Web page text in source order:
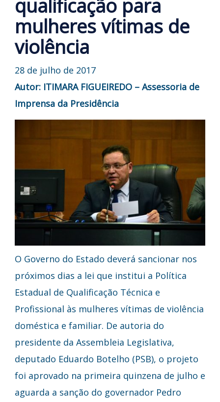
qualificação para
mulheres vítimas de
violência
28 de julho de 2017
Autor: ITIMARA FIGUEIREDO – Assessoria de
Imprensa da Presidência
O Governo do Estado deverá sancionar nos
próximos dias a lei que institui a Política
Estadual de Qualificação Técnica e
Profissional às mulheres vítimas de violência
doméstica e familiar. De autoria do
presidente da Assembleia Legislativa,
deputado Eduardo Botelho (PSB), o projeto
foi aprovado na primeira quinzena de julho e
aguarda a sanção do governador Pedro